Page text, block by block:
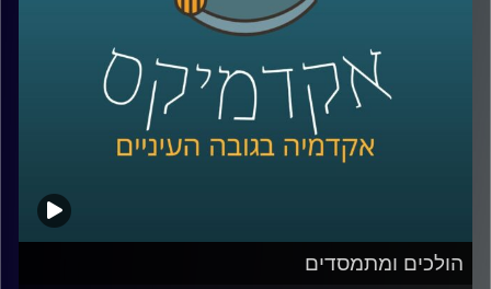
AudioVersity
הולכים ומתמסדים